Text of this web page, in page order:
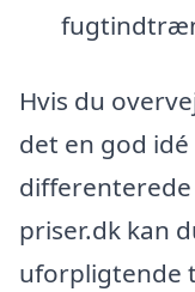
Hvis du
det en god
priser.dk kan
uforpligtende